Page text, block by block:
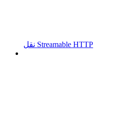
نقل Streamable HTTP